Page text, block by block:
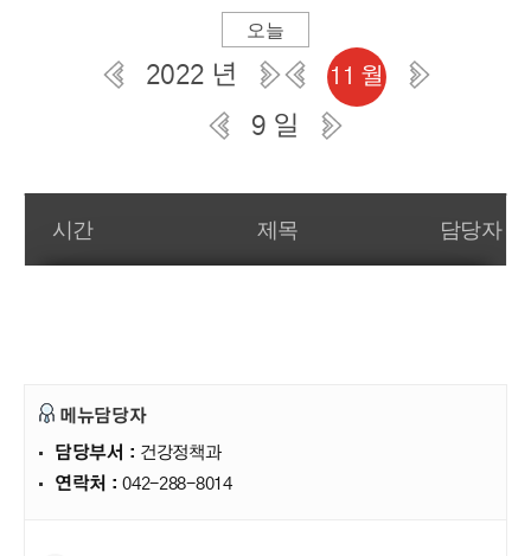
오늘
2022 년 11 월
9 일
일간 부서일정관리
시간 제목 담당자
메뉴담당자
담당부서 : 건강정책과
연락처 :042-288-8014